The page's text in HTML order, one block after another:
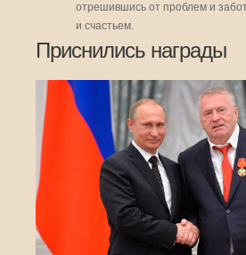
отрешившись от проблем и
и счастьем.
Приснились награды